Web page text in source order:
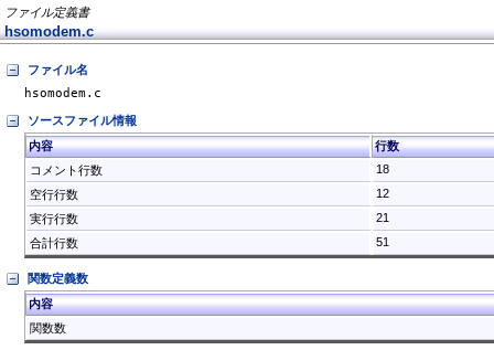
ファイル定義書
hsomodem.c
ファイル名
hsomodem.c
ソースファイル情報
内容
行数
コメント行数
18
空行行数
12
実行行数
21
合計行数
51
関数定義数
内容
関数数